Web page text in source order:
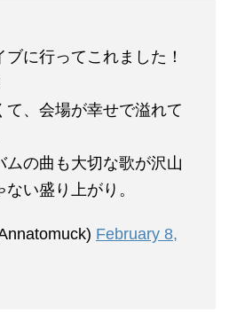
に行ってこれました！
て、会場が幸せで溢れて
ムの曲も大切な歌が沢山
い盛り上がり。
February 8,